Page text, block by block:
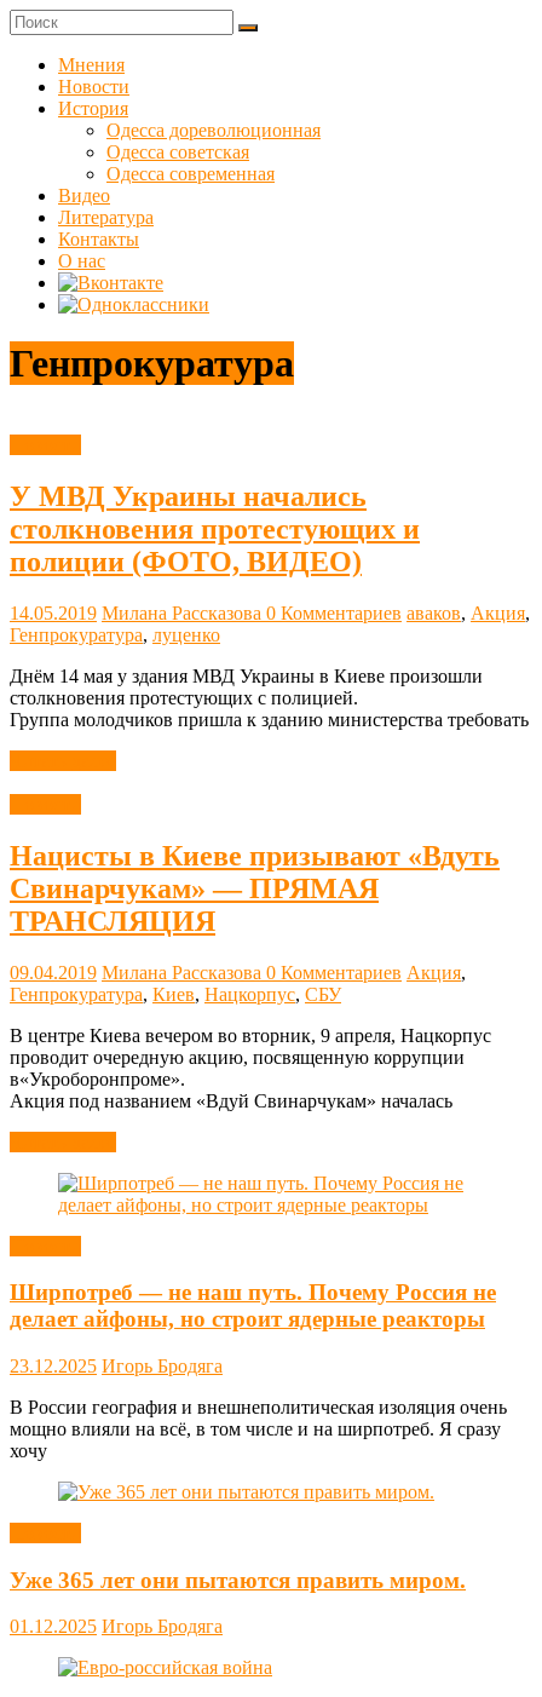
Skip
to
content
Куликовец
Сайт
одесского
сопротивления
Мнения
Новости
История
Одесса дореволюционная
Одесса советская
Одесса современная
Видео
Литература
Контакты
О нас
Генпрокуратура
У МВД Украины начались
столкновения протестующих и
полиции (ФОТО, ВИДЕО)
14.05.2019 Милана Рассказова 0 Комментариев аваков, Акция,
Генпрокуратура, луценко
Днём 14 мая у здания МВД Украины в Киеве произошли
столкновения протестующих с полицией.
Группа молодчиков пришла к зданию министерства требовать
Нацисты в Киеве призывают «Вдуть
Свинарчукам» — ПРЯМАЯ
ТРАНСЛЯЦИЯ
09.04.2019 Милана Рассказова 0 Комментариев Акция,
Генпрокуратура, Киев, Нацкорпус, СБУ
В центре Киева вечером во вторник, 9 апреля, Нацкорпус
проводит очередную акцию, посвященную коррупции
в«Укроборонпроме».
Акция под названием «Вдуй Свинарчукам» началась
Ширпотреб — не наш путь. Почему Россия не
делает айфоны, но строит ядерные реакторы
23.12.2025 Игорь Бродяга
В России география и внешнеполитическая изоляция очень
мощно влияли на всё, в том числе и на ширпотреб. Я сразу
хочу
Уже 365 лет они пытаются править миром.
01.12.2025 Игорь Бродяга